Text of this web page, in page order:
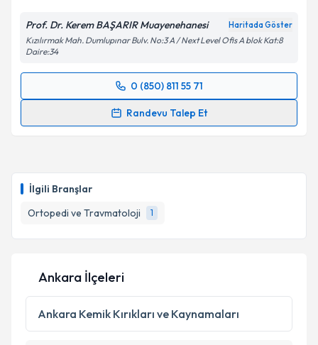
İlgili Branşlar
Ortopedi ve Travmatoloji
1
Prof. Dr. Kerem BAŞARIR Muayenehanesi Haritada Göster
Kızılırmak Mah. Dumlupınar Bulv. No:3 A / Next Level Ofis A blok Kat:8
Daire:34
0 (850) 811 55 71
Randevu Talep Et
Randevu Takvimi Talebi
E-posta Adresiniz
Kişisel verilerimin işlenmesine ilişkin
Metni'ni okudum ve kişisel verilerimin belirtilen
kapsamda işlenmesini kabul ediyorum.
Ankara İlçeleri
Ankara Kemik Kırıkları ve Kaynamaları